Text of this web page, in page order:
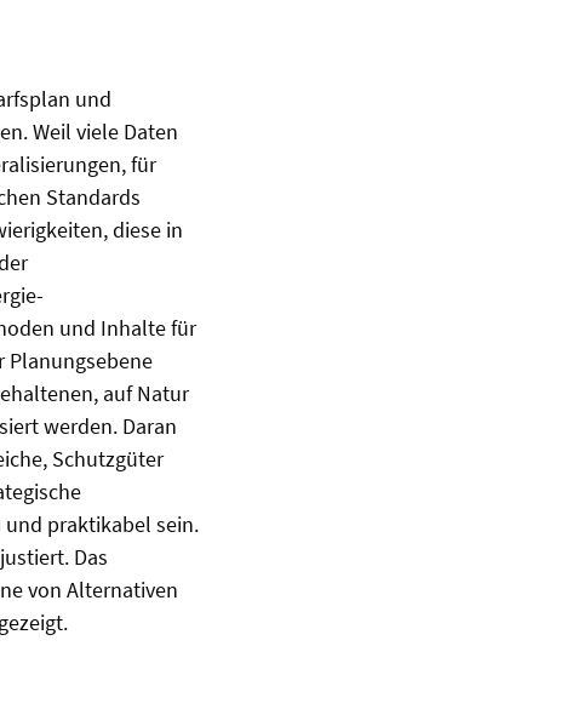
und
Weil viele Daten
für
Standards
diese in
und Inhalte für
Planungsebene
auf Natur
werden. Daran
Schutzgüter
und praktikabel sein.
Das
von Alternativen